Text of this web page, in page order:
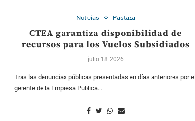
Noticias Pastaza
CTEA garantiza disponibilidad de
recursos para los Vuelos Subsidiados
julio 18, 2026
Tras las denuncias públicas presentadas en días anteriores por el
gerente de la Empresa Pública…